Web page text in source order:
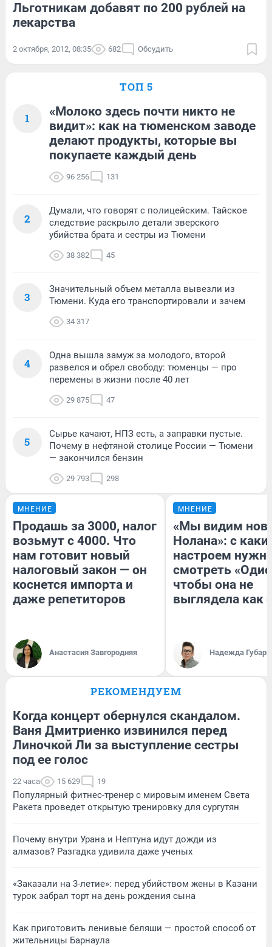
Льготникам добавят по 200 рублей на
лекарства
2 октября, 2012, 08:35 682 Обсудить
ТОП 5
1
«Молоко здесь почти никто не
видит»: как на тюменском заводе
делают продукты, которые вы
покупаете каждый день
96 256 131
2
Думали, что говорят с полицейским. Тайское
следствие раскрыло детали зверского
убийства брата и сестры из Тюмени
38 382 45
3
Значительный объем металла вывезли из
Тюмени. Куда его транспортировали и зачем
34 317
4
Одна вышла замуж за молодого, второй
развелся и обрел свободу: тюменцы — про
перемены в жизни после 40 лет
29 875 47
5
Сырье качают, НПЗ есть, а заправки пустые.
Почему в нефтяной столице России — Тюмени
— закончился бензин
29 793 298
МНЕНИЕ
Продашь за 3000, налог
возьмут с 4000. Что
нам готовит новый
налоговый закон — он
коснется импорта и
даже репетиторов
Анастасия Завгородняя
МНЕНИЕ
«Мы видим
Нолана»: с
настроем
смотреть
чтобы она не
выглядела как
Надежда Губарь
РЕКОМЕНДУЕМ
Когда концерт обернулся скандалом.
Ваня Дмитриенко извинился перед
Линочкой Ли за выступление сестры
под ее голос
22 часа 15 629 19
Популярный фитнес-тренер с мировым именем Света
Ракета проведет открытую тренировку для сургутян
Почему внутри Урана и Нептуна идут дожди из
алмазов? Разгадка удивила даже ученых
«Заказали на 3-летие»: перед убийством жены в Казани
турок забрал торт на день рождения сына
Как приготовить ленивые беляши — простой способ от
жительницы Барнаула